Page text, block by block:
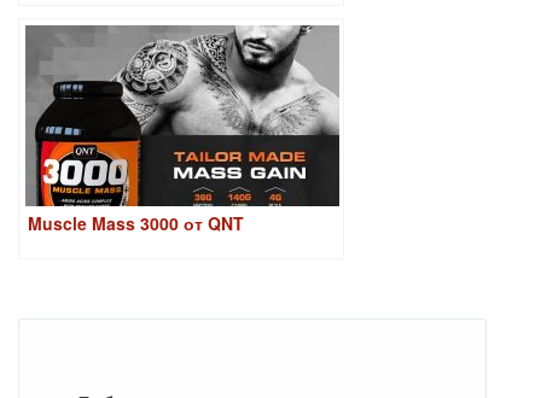
Muscle Mass 3000 от QNT